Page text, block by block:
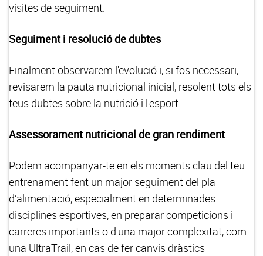
visites de seguiment.
Seguiment i resolució de dubtes
Finalment observarem l'evolució i, si fos necessari,
revisarem la pauta nutricional inicial, resolent tots els
teus dubtes sobre la nutrició i l'esport.
Assessorament nutricional de gran rendiment
Podem acompanyar-te en els moments clau del teu
entrenament fent un major seguiment del pla
d’alimentació, especialment en determinades
disciplines esportives, en preparar competicions i
carreres importants o d'una major complexitat, com
una UltraTrail, en cas de fer canvis dràstics